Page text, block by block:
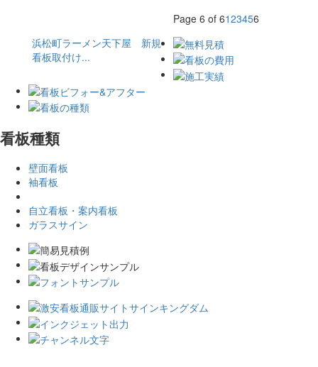
浜松町ラーメン天下屋 新規
看板取付け...
Page 6 of 6123456
看板種類
壁面看板
袖看板
自立看板・案内看板
ガラスサイン